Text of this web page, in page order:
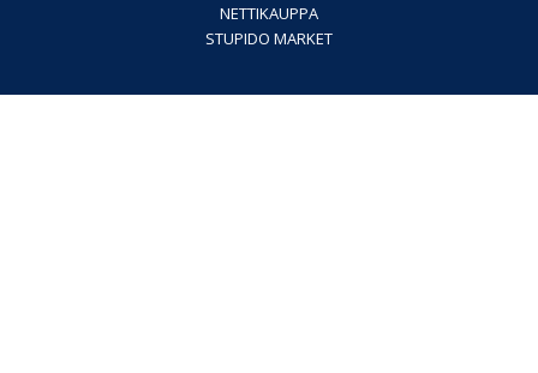
NETTIKAUPPA
STUPIDO MARKET